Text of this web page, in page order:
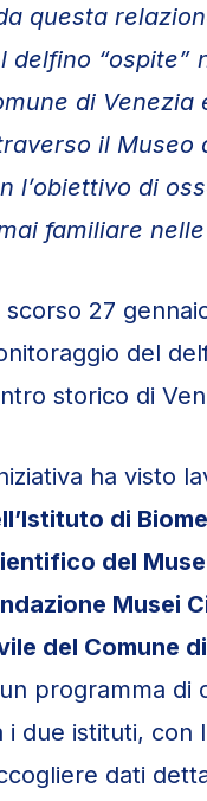
questa
delfino “ospite”
di Venezia
il Museo
l’obiettivo di
familiare
scorso 27
del
storico di
ha visto
di
del
Musei
del Comune
programma di
i due istituti, con
dati